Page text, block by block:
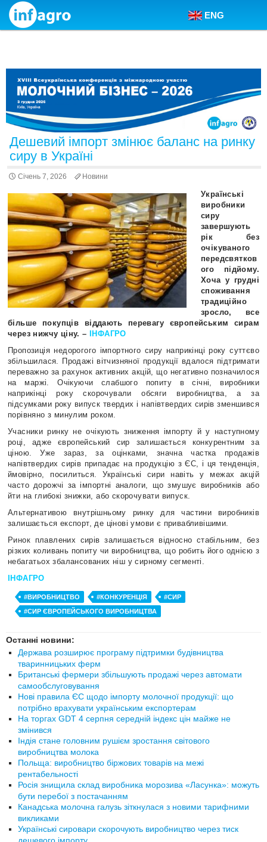
Skip to content
ENG
Дешевий імпорт змінює баланс на ринку
сиру в Україні
Січень 7, 2026 Новини
Українські
виробники
сиру
завершують
рік без
очікуваного
передсвятков
ого підйому.
Хоча у грудні
споживання
традиційно
зросло, все
більше покупців віддають перевагу європейським сирам
через нижчу ціну. –
ІНФАГРО
Пропозиція недорогого імпортного сиру наприкінці року суттєво
збільшилася. Продажі вітчизняної продукції вдалося підтримати
переважно за рахунок активних акцій, що негативно позначилося
на маржі. Очікуючи слабшого попиту в січні, виробники
наприкінці року скорочували обсяги виробництва, а за
підсумками року випуск твердих і напівтвердих сирів зменшився
порівняно з минулим роком.
Учасники ринку не очікують зниження імпорту й у наступному
році, адже європейський сир залишається конкурентним за
ціною. Уже зараз, за оцінками, значна частка продажів
напівтвердих сирів припадає на продукцію з ЄС, і ця тенденція,
ймовірно, посилиться. Українські сири навіть у межах акцій
часто дорожчі за імпортні аналоги, що змушує виробників або
йти на глибокі знижки, або скорочувати випуск.
Альтернативою внутрішньому ринку для частини виробників
залишається експорт, де цінові умови є привабливішими.
Ринок плавлених сирів залишається відносно стабільним, без
різких коливань попиту чи виробництва, що робить його однією з
небагатьох збалансованих ніш у сирному сегменті.
ІНФАГРО
#ВИРОБНИЦТВО #КОНКУРЕНЦІЯ
#СИР
#СИР ЄВРОПЕЙСЬКОГО ВИРОБНИЦТВА
Останні новини:
Держава розширює програму підтримки будівництва
тваринницьких ферм
Британські фермери збільшують продажі через автомати
самообслуговування
Нові правила ЄС щодо імпорту молочної продукції: що
потрібно врахувати українським експортерам
На торгах GDT 4 серпня середній індекс цін майже не
змінився
Індія стане головним рушієм зростання світового
виробництва молока
Польща: виробництво біржових товарів на межі
рентабельності
Росія знищила склад виробника морозива «Ласунка»: можуть
бути перебої з постачанням
Канадська молочна галузь зіткнулася з новими тарифними
викликами
Українські сировари скорочують виробництво через тиск